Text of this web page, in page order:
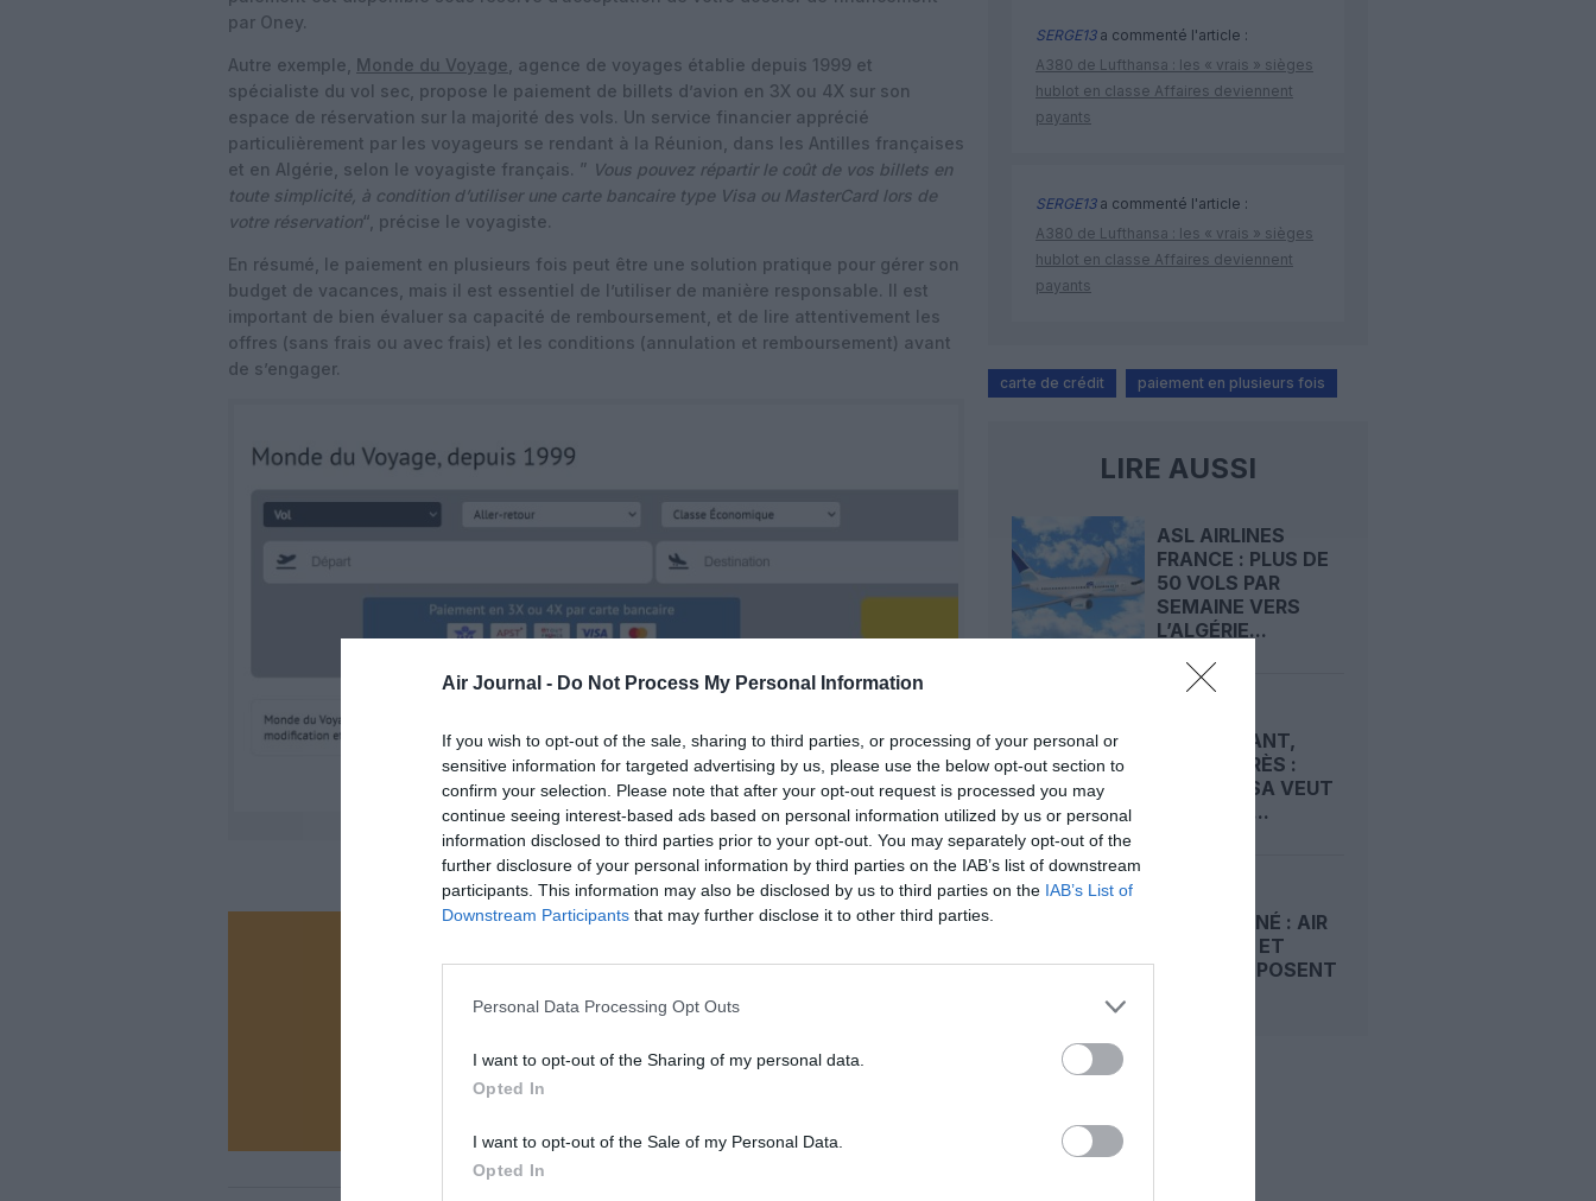
Air Journal - Do Not Process My Personal Information
If you wish to opt-out of the sale, sharing to third parties, or processing of your personal or
sensitive information for targeted advertising by us, please use the below opt-out section to
confirm your selection. Please note that after your opt-out request is processed you may
continue seeing interest-based ads based on personal information utilized by us or personal
information disclosed to third parties prior to your opt-out. You may separately opt-out of the
further disclosure of your personal information by third parties on the IAB’s list of downstream
participants. This information may also be disclosed by us to third parties on the IAB’s List of
Downstream Participants that may further disclose it to other third parties.
Personal Data Processing Opt Outs
I want to opt-out of the Sharing of my personal data.
Opted In
I want to opt-out of the Sale of my Personal Data.
Opted In
par Oney.
Autre exemple, Monde du Voyage , agence de voyages établie depuis 1999 et
spécialiste du vol sec, propose le paiement de billets d’avion en 3X ou 4X sur son
espace de réservation sur la majorité des vols. Un service financier apprécié
particulièrement par les voyageurs se rendant à la Réunion, dans les Antilles françaises
et en Algérie, selon le voyagiste français. ” Vous pouvez répartir le coût de vos billets en
toute simplicité, à condition d’utiliser une carte bancaire type Visa ou MasterCard lors de
votre réservation“, précise le voyagiste.
En résumé, le paiement en plusieurs fois peut être une solution pratique pour gérer son
budget de vacances, mais il est essentiel de l’utiliser de manière responsable. Il est
important de bien évaluer sa capacité de remboursement, et de lire attentivement les
offres (sans frais ou avec frais) et les conditions (annulation et remboursement) avant
de s’engager.
@Monde du Voyage
Vous avez apprécié l’article ?
NOUS SOUTENIR
SERGE13a commenté l'article :
A380 de Lufthansa : les « vrais » sièges
hublot en classe Affaires deviennent
payants
SERGE13a commenté l'article :
A380 de Lufthansa : les « vrais » sièges
hublot en classe Affaires deviennent
payants
carte de crédit paiement en plusieurs fois
LIRE AUSSI
ASL AIRLINES
FRANCE : PLUS DE
50 VOLS PAR
SEMAINE VERS
L’ALGÉRIE...
MAINTENANT,
PAYER APRÈS :
LUFTHANSA VEUT
DOPER LA...
FRACTIONNÉ : AIR
CARAÏBES ET
ONEY PROPOSENT